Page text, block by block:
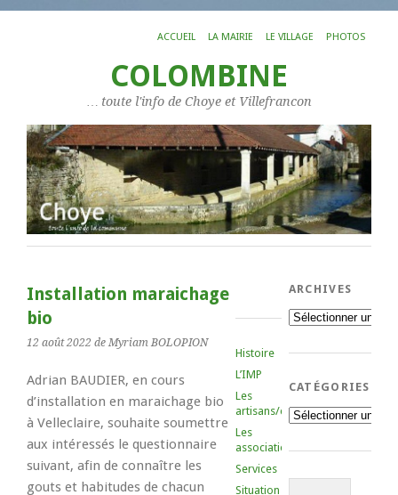
ACCUEIL LA MAIRIE LE VILLAGE PHOTOS
COLOMBINE
… toute l'info de Choye et Villefrancon
Installation maraichage
bio
12 août 2022 de Myriam BOLOPION
Adrian BAUDIER, en cours
d’installation en maraichage bio
à Velleclaire, souhaite soumettre
aux intéressés le questionnaire
suivant, afin de connaître les
gouts et habitudes de chacun
Histoire
L’IMP
Les
artisans/commerçants
Les
associations
Services
Situation
ARCHIVES
Archives
CATÉGORIES
Catégories